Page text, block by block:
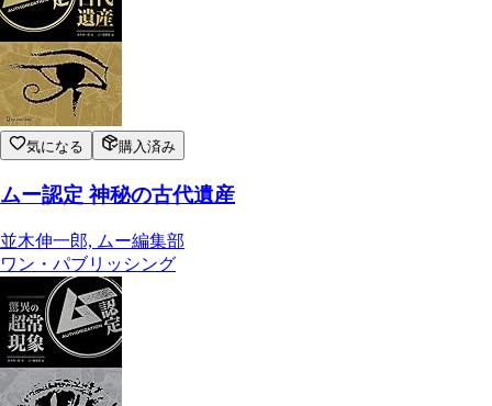
気になる 購入済み
ムー認定 神秘の古代遺産
並木伸一郎, ムー編集部
ワン・パブリッシング